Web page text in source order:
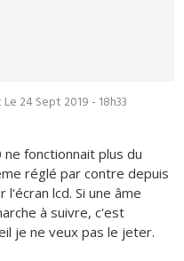
Le 24 Sept 2019 - 18h33
fonctionnait plus du
réglé par contre depuis
lcd. Si une âme
à suivre, c'est
je ne veux pas le jeter.